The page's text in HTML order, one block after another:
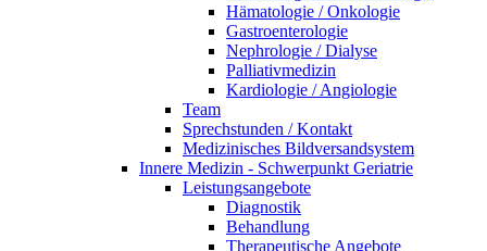
Hämatologie / Onkologie
Gastroenterologie
Nephrologie / Dialyse
Palliativmedizin
Kardiologie / Angiologie
Team
Sprechstunden / Kontakt
Medizinisches Bildversandsystem
Innere Medizin - Schwerpunkt Geriatrie
Leistungsangebote
Diagnostik
Behandlung
Therapeutische Angebote